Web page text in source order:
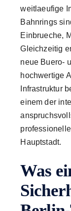
weitlaeufige
Bahnrings
Einbrueche,
Gleichzeitig
neue Buero-
hochwertige
Infrastruktur
einem der
Hauptstadt.
Was